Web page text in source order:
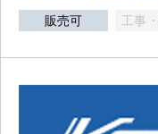
販売可 工事